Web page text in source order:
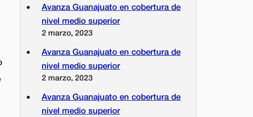
Avanza Guanajuato en cobertura de
nivel medio superior
2 marzo, 2023
Avanza Guanajuato en cobertura de
nivel medio superior
2 marzo, 2023
Avanza Guanajuato en cobertura de
nivel medio superior